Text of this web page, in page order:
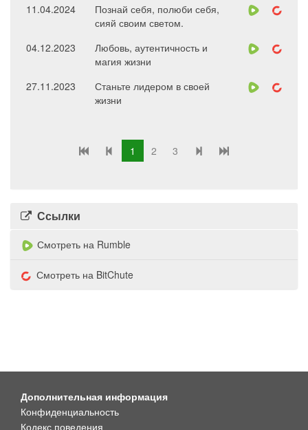
11.04.2024
Познай себя, полюби себя,
сияй своим светом.
04.12.2023
Любовь, аутентичность и
магия жизни
27.11.2023
Станьте лидером в своей
жизни
1 2 3
Ссылки
Смотреть на Rumble
Смотреть на BitChute
Дополнительная информация
Конфиденциальность
Кодекс поведения